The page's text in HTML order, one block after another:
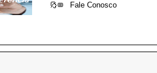
Fale Conosco